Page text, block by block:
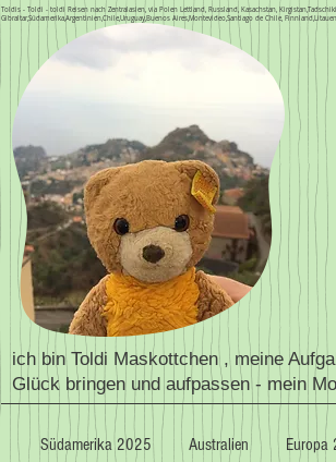
Toldis - Toldi - toldi Reisen nach Zentralasien, via Polen Lettland, Russland, Kasachstan,
Gibraltar,Südamerika,Argentinien,Chile,Uruguay,Buenos Aires,Montevideo,Santiago de Chile,
ich bin Toldi Maskottchen , meine
Glück bringen und aufpassen - mein
Südamerika 2025 Australien Europa